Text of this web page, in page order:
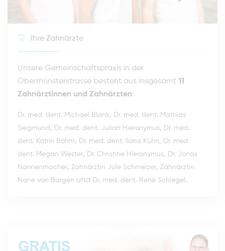
Ihre Zahnärzte
Unsere Gemeinschaftspraxis in der
Obermünsterstrasse besteht aus insgesamt 11
Zahnärztinnen und Zahnärzten:
Dr. med. dent. Michael Blank, Dr. med. dent. Mathias
Siegmund , Dr. med. dent. Julian Hieronymus, Dr. med.
dent. Katrin Böhm, Dr. med. dent. Ilona Kühn, Dr. med.
dent. Megan Wester, Dr. Christine Hieronymus, Dr. Jonas
Nonnenmacher, Zahnärztin Jule Schmelzer, Zahnärztin
Nane von Bargen und Dr. med. dent. René Schlegel .